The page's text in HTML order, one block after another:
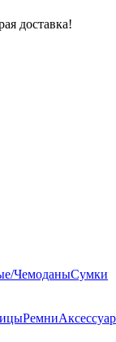
доставка!
ЧемоданыСумки
Ремни